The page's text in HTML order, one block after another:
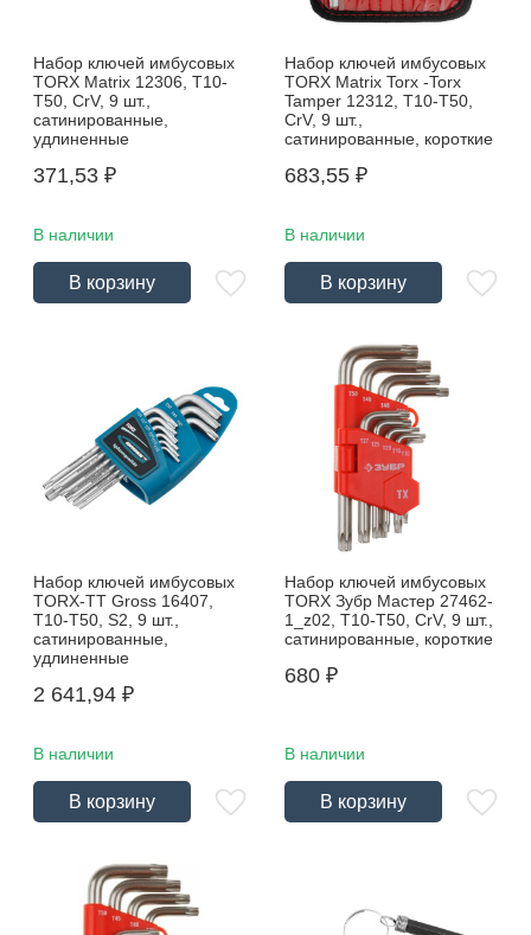
Набор ключей имбусовых
TORX Matrix 12306, Т10-
Т50, CrV, 9 шт.,
сатинированные,
удлиненные
371,53 ₽
В наличии
В корзину
Набор ключей имбусовых
TORX Matrix Torx -Torx
Tamper 12312, Т10-Т50,
CrV, 9 шт.,
сатинированные, короткие
683,55 ₽
В наличии
В корзину
Набор ключей имбусовых
TORX-TT Gross 16407,
Т10-Т50, S2, 9 шт.,
сатинированные,
удлиненные
2 641,94 ₽
В наличии
В корзину
Набор ключей имбусовых
TORX Зубр Мастер 27462-
1_z02, Т10-Т50, CrV, 9 шт.,
сатинированные, короткие
680 ₽
В наличии
В корзину